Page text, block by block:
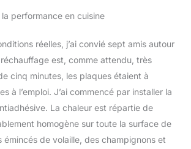
la performance en cuisine
réelles, j’ai convié sept amis autour
est, comme attendu, très
cinq minutes, les plaques étaient à
à l’emploi. J’ai commencé par installer la
La chaleur est répartie de
homogène sur toute la surface de
émincés de volaille, des champignons et